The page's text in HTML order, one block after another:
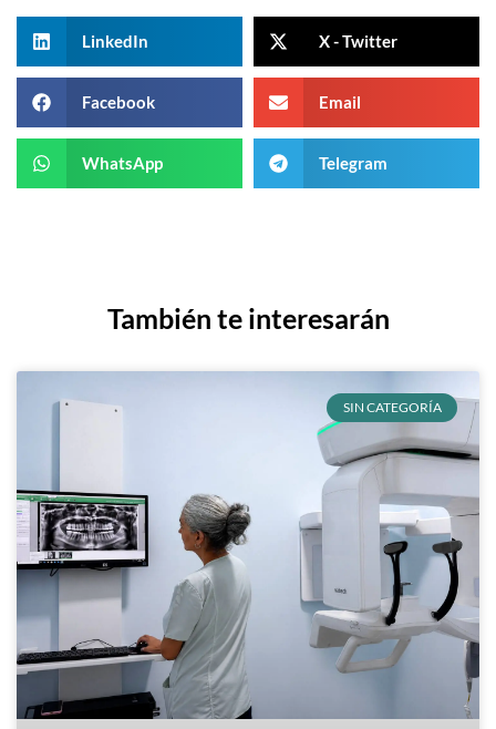
LinkedIn X - Twitter
Facebook Email
WhatsApp Telegram
También te interesarán
SIN CATEGORÍA